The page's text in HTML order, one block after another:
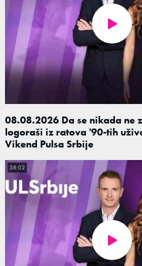
08.08.2026 Da se nikada ne
logoraši iz ratova '90-tih
Vikend Pulsa Srbije
38:02